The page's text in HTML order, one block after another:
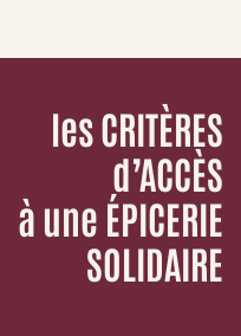
les CRITÈRES
d’ACCÈS
à une ÉPICERIE
SOLIDAIRE